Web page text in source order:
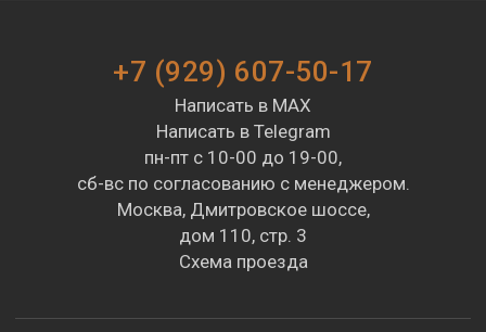
+7 (929) 607-50-17
Написать в MAX
Написать в Telegram
пн-пт с 10-00 до 19-00,
сб-вс по согласованию с менеджером.
Москва, Дмитровское шоссе,
дом 110, стр. 3
Схема проезда